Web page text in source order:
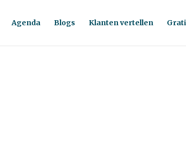
Agenda Blogs Klanten vertellen